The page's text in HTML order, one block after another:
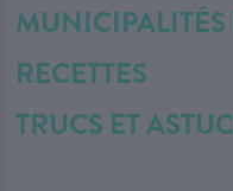
MUNICIPALITÉS
RECETTES
TRUCS ET